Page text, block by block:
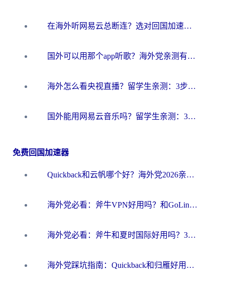
在海外听网易云总断连？选对回国加速器，告别地区限制和卡顿
国外可以用那个app听歌？海外党亲测有效的回国加速方案，轻松听国内音乐听书
海外怎么看央视直播？留学生亲测：3步解决版权限制+追剧自由
国外能用网易云音乐吗？留学生亲测：3步解决海外听歌难题
免费回国加速器
Quickback和云帆哪个好？海外党2026亲测指南：选对加速器大陆工具，无缝刷国内剧玩国服
海外党必看：斧牛VPN好用吗？和GoLinkVPN对比哪个回国效果更好？
海外党必看：斧牛和夏时国际好用吗？3步选对回国加速器，无缝刷国内资源
海外党踩坑指南：Quickback和归雁好用吗？选对加速器才能无缝刷国内资源